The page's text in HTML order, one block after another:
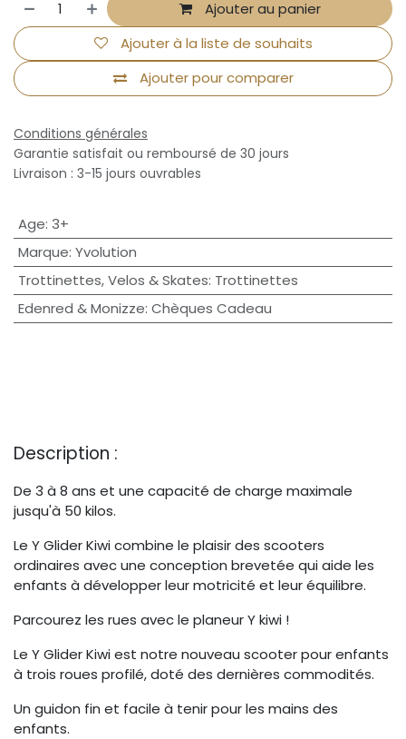
Ajouter au panier
Ajouter pour comparer
Ajouter à la liste de souhaits
Conditions générales
Garantie satisfait ou remboursé de 30 jours
Livraison : 3-15 jours ouvrables
Age: 3+
Marque: Yvolution
Trottinettes, Velos & Skates: Trottinettes
Edenred & Monizze: Chèques Cadeau
Description :
De 3 à 8 ans et une capacité de charge maximale
jusqu'à 50 kilos.
Le Y Glider Kiwi combine le plaisir des scooters
ordinaires avec une conception brevetée qui aide les
enfants à développer leur motricité et leur équilibre.
Parcourez les rues avec le planeur Y kiwi !
Le Y Glider Kiwi est notre nouveau scooter pour enfants
à trois roues profilé, doté des dernières commodités.
Un guidon fin et facile à tenir pour les mains des
enfants.